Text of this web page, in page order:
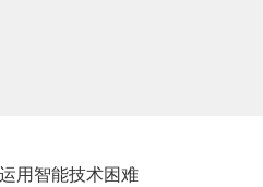
用智能技术困难